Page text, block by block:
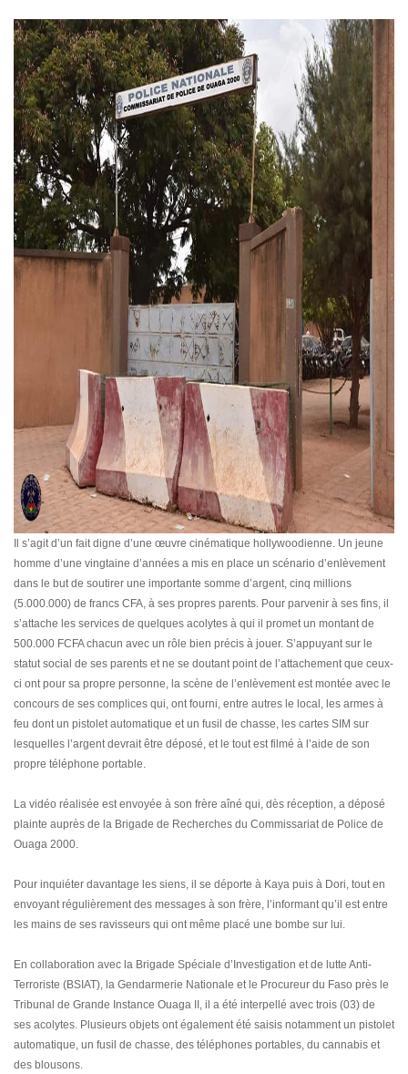
Il s’agit d’un fait digne d’une œuvre cinématique hollywoodienne. Un jeune
homme d’une vingtaine d’années a mis en place un scénario d’enlèvement
dans le but de soutirer une importante somme d’argent, cinq millions
(5.000.000) de francs CFA, à ses propres parents. Pour parvenir à ses fins, il
s’attache les services de quelques acolytes à qui il promet un montant de
500.000 FCFA chacun avec un rôle bien précis à jouer. S’appuyant sur le
statut social de ses parents et ne se doutant point de l’attachement que ceux-
ci ont pour sa propre personne, la scène de l’enlèvement est montée avec le
concours de ses complices qui, ont fourni, entre autres le local, les armes à
feu dont un pistolet automatique et un fusil de chasse, les cartes SIM sur
lesquelles l’argent devrait être déposé, et le tout est filmé à l’aide de son
propre téléphone portable.
La vidéo réalisée est envoyée à son frère aîné qui, dès réception, a déposé
plainte auprès de la Brigade de Recherches du Commissariat de Police de
Ouaga 2000.
Pour inquiéter davantage les siens, il se déporte à Kaya puis à Dori, tout en
envoyant régulièrement des messages à son frère, l’informant qu’il est entre
les mains de ses ravisseurs qui ont même placé une bombe sur lui.
En collaboration avec la Brigade Spéciale d’Investigation et de lutte Anti-
Terroriste (BSIAT), la Gendarmerie Nationale et le Procureur du Faso près le
Tribunal de Grande Instance Ouaga II, il a été interpellé avec trois (03) de
ses acolytes. Plusieurs objets ont également été saisis notamment un pistolet
automatique, un fusil de chasse, des téléphones portables, du cannabis et
des blousons.